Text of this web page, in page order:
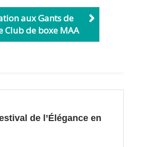
aux Gants de
Club de boxe MAA
de l’Élégance en